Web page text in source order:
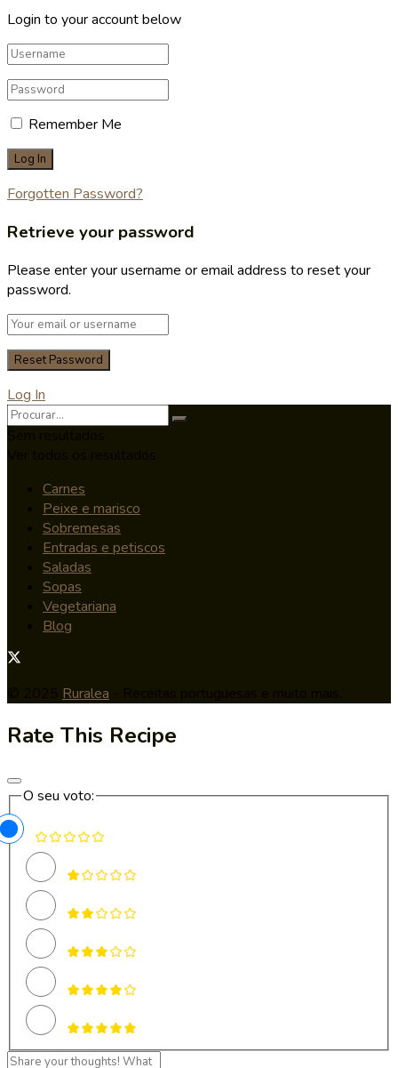
Login to your account below
Remember Me
Forgotten Password?
Retrieve your password
Please enter your username or email address to reset your
password.
Log In
Carnes
Peixe e marisco
Sobremesas
Entradas e petiscos
Saladas
Sopas
Vegetariana
Blog
Ruralea
Rate This Recipe
O seu voto: